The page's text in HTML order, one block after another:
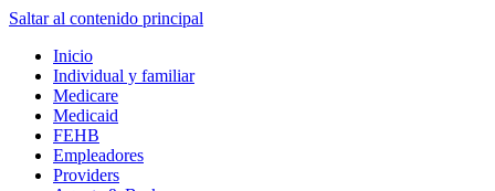
Saltar al contenido principal
Inicio
Individual y familiar
Medicare
Medicaid
FEHB
Empleadores
Providers